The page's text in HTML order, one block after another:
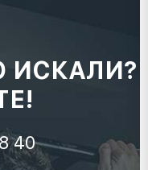
ИСКАЛИ?
40